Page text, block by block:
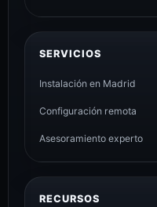
SERVICIOS
Instalación en Madrid
Configuración remota
Asesoramiento experto
RECURSOS